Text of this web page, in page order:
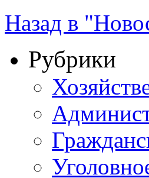
Назад в
Рубрики